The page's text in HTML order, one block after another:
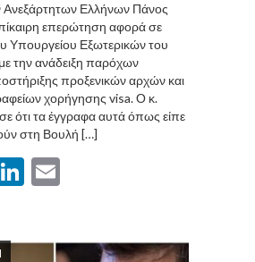
Ελλήνων Πάνος
επερώτηση αφορά σε
Υπουργείου Εξωτερικών του
την ανάδειξη παρόχων
προξενικών αρχών και
χορήγησης visa. Ο κ.
ότι τα έγγραφα αυτά όπως είπε
στη Βουλή […]
LinkedIn